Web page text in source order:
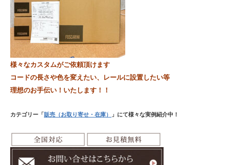
様々なカスタムがご依頼頂けます
コードの長さや色を変えたい、レールに設置したい等
理想のお手伝い！いたします！！
カテゴリー「 販売（お取り寄せ・在庫） 」にて様々な実例紹介中！